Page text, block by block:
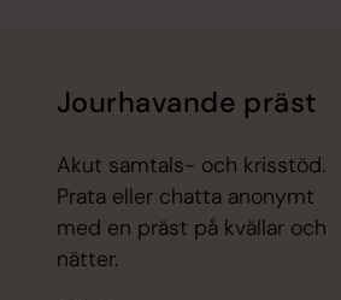
Jourhavande präst
Akut samtals- och krisstöd.
Prata eller chatta anonymt
med en präst på kvällar och
nätter.